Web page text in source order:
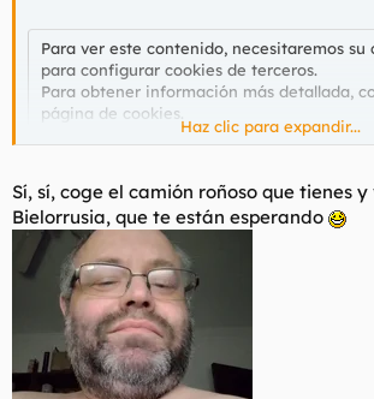
Para ver este contenido, necesitaremos
para configurar cookies de terceros.
Para obtener información más detallada,
página de cookies
Aceptar cookies de terceros
Sin embargo:
Para ver este contenido, necesitaremos su
para configurar cookies de terceros.
Para obtener información más detallada,
página de cookies.
Haz clic para expandir...
Sí, sí, coge el camión roñoso que tienes
Bielorrusia, que te están esperando